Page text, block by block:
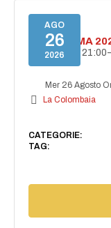
AGO
26
2026
BELLISSIMA
26 agosto |
Mer 26 Agosto
La Colombaia
CATEGORIE:
TAG: